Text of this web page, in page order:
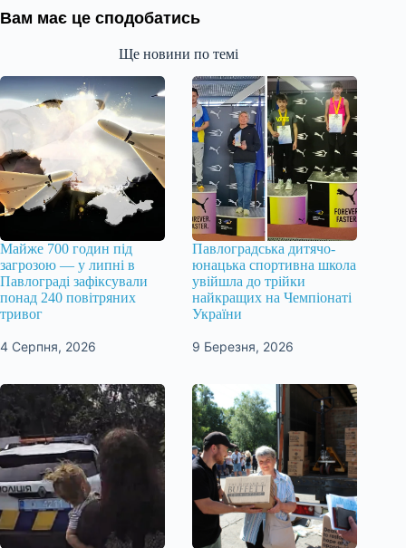
Вам має це сподобатись
Ще новини по темі
Майже 700 годин під
загрозою — у липні в
Павлограді зафіксували
понад 240 повітряних
тривог
4 Серпня, 2026
Павлоградська дитячо-
юнацька спортивна школа
увійшла до трійки
найкращих на Чемпіонаті
України
9 Березня, 2026